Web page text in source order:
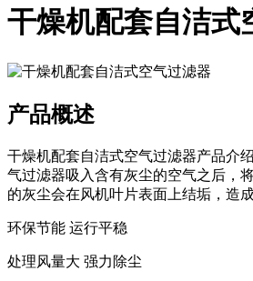
干燥机配套自洁式
产品概述
干燥机配套自洁式空气过滤器产品介
气过滤器吸入含有灰尘的空气之后，
的灰尘会在风机叶片表面上结垢，造
环保节能 运行平稳
处理风量大 强力除尘